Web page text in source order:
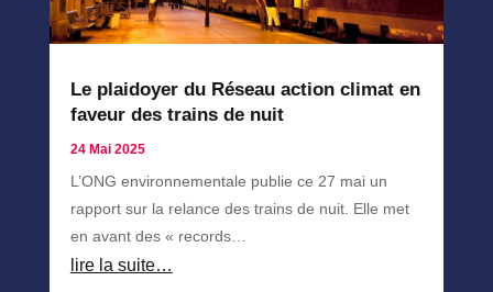
Le plaidoyer du Réseau action climat en
faveur des trains de nuit
24 Mai 2025
L’ONG environnementale publie ce 27 mai un
rapport sur la relance des trains de nuit. Elle met
en avant des « records…
lire la suite…